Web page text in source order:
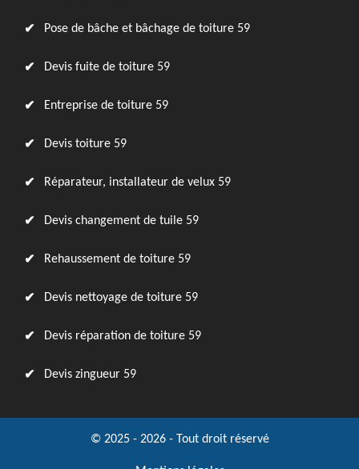
Pose de bâche et bâchage de toiture 59
Devis fuite de toiture 59
Entreprise de toiture 59
Devis toiture 59
Réparateur, installateur de velux 59
Devis changement de tuile 59
Rehaussement de toiture 59
Devis nettoyage de toiture 59
Devis réparation de toiture 59
Devis zingueur 59
© 2025 - 2026 - Tout droit réservé